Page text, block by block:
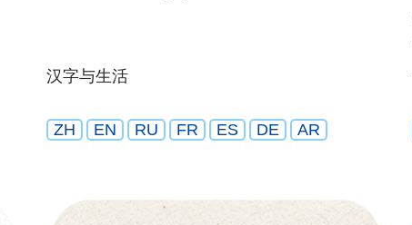
汉字与生活
ZH EN RU FR ES DE AR